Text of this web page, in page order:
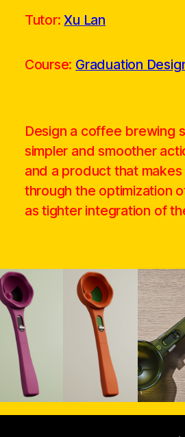
Tutor:Xu Lan
Course: Graduation
Design a coffee brewing
simpler and smoother
and a product that
through the optimization
as tighter integration of